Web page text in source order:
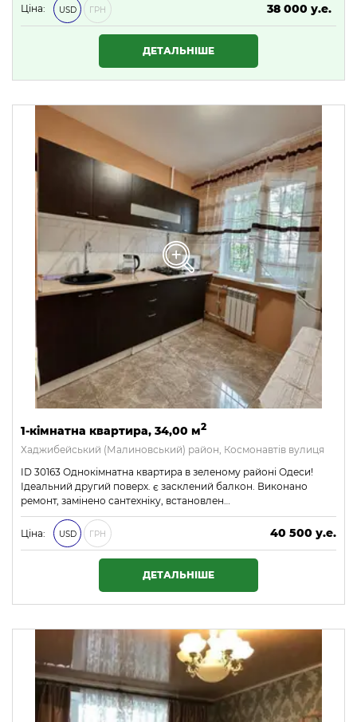
Ціна: USD ГРН
38 000 у.е.
1 634 000 ₴
ДЕТАЛЬНІШЕ
1-кімнатна квартира, 34,00 м2
Хаджибейський (Малиновський) район, Космонавтів вулиця
ID 30163 Однокімнатна квартира в зеленому районі Одеси!
Ідеальний другий поверх. є засклений балкон. Виконано
ремонт, замінено сантехніку, встановлен…
Ціна: USD ГРН
40 500 у.е.
1 741 500 ₴
ДЕТАЛЬНІШЕ